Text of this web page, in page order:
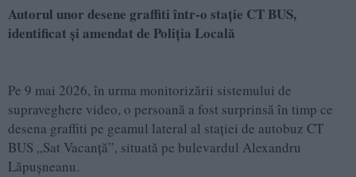
Autorul unor desene graffiti într-o stație CT BUS,
identificat și amendat de Poliția Locală
Pe 9 mai 2026, în urma monitorizării sistemului de
supraveghere video, o persoană a fost surprinsă în timp ce
desena graffiti pe geamul lateral al stației de autobuz CT
BUS „Sat Vacanță”, situată pe bulevardul Alexandru
Lăpușneanu.